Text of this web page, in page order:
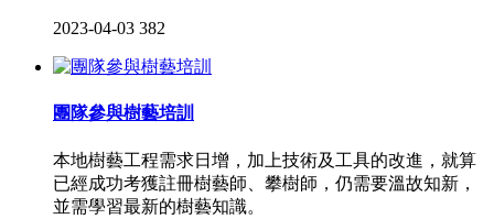
2023-04-03 382
團隊參與樹藝培訓
本地樹藝工程需求日增，加上技術及工具的改進，就算
已經成功考獲註冊樹藝師、攀樹師，仍需要溫故知新，
並需學習最新的樹藝知識。